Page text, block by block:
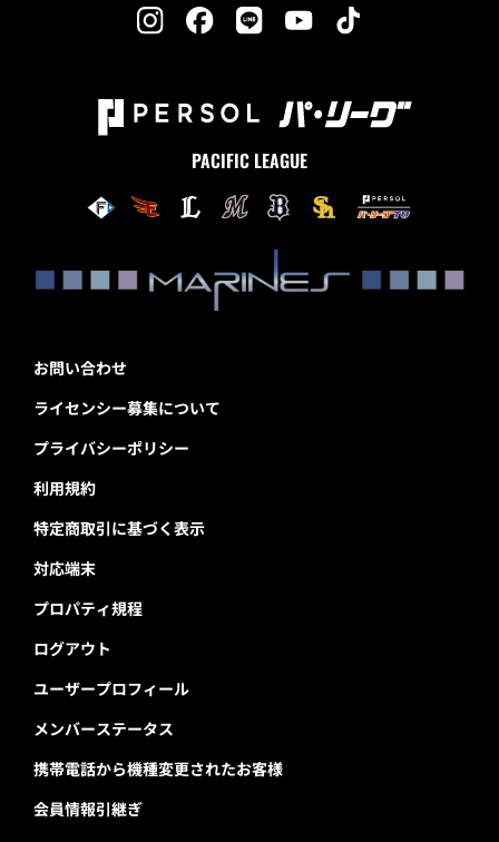
PACIFIC LEAGUE
お問い合わせ
ライセンシー募集について
プライバシーポリシー
利用規約
特定商取引に基づく表示
対応端末
プロパティ規程
ログアウト
ユーザープロフィール
メンバーステータス
携帯電話から機種変更されたお客様
会員情報引継ぎ